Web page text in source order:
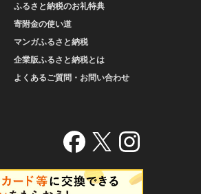
ふるさと納税のお礼特典
寄附金の使い道
マンガふるさと納税
企業版ふるさと納税とは
よくあるご質問・お問い合わせ